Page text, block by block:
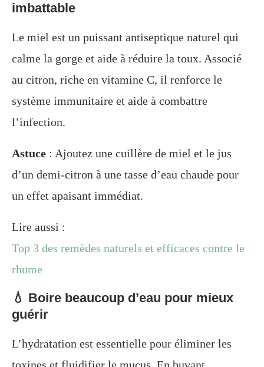
imbattable
Le miel est un puissant antiseptique naturel qui
calme la gorge et aide à réduire la toux. Associé
au citron, riche en vitamine C, il renforce le
système immunitaire et aide à combattre
l’infection.
Astuce : Ajoutez une cuillère de miel et le jus
d’un demi-citron à une tasse d’eau chaude pour
un effet apaisant immédiat.
Lire aussi :
Top 3 des remèdes naturels et efficaces contre le
rhume
💧 Boire beaucoup d’eau pour mieux
guérir
L’hydratation est essentielle pour éliminer les